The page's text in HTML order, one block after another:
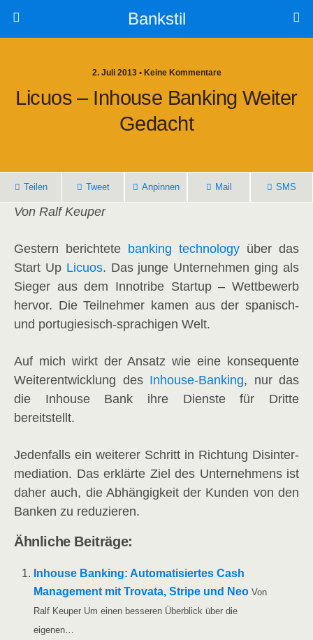
Bankstil
2. Juli 2013 • Keine Kommentare
Licu­os – Inhouse Ban­king Wei­ter
Gedacht
Tei­len Tweet Anpin­nen Mail SMS
Von Ralf Keu­per
Ges­tern berich­te­te ban­king tech­no­lo­gy über das
Start Up Licu­os. Das jun­ge Unter­neh­men ging als
Sie­ger aus dem Inno­tri­be Start­up – Wett­be­werb
her­vor. Die Teil­neh­mer kamen aus der spa­nisch-
und por­tu­gie­sisch-spra­chi­gen Welt.
Auf mich wirkt der Ansatz wie eine kon­se­quen­te
Wei­ter­ent­wick­lung des Inhouse-Ban­king, nur das
die Inhouse Bank ihre Diens­te für Drit­te
bereitstellt.
Jeden­falls ein wei­te­rer Schritt in Rich­tung Dis­in­ter­
me­dia­ti­on. Das erklär­te Ziel des Unter­neh­mens ist
daher auch, die Abhän­gig­keit der Kun­den von den
Ban­ken zu reduzieren.
Ähn­li­che Beiträge:
Inhouse Ban­king: Auto­ma­ti­sier­tes Cash
Manage­ment mit Tro­vata, Stri­pe und Neo Von
Ralf Keu­per Um einen bes­se­ren Über­blick über die
eigenen…